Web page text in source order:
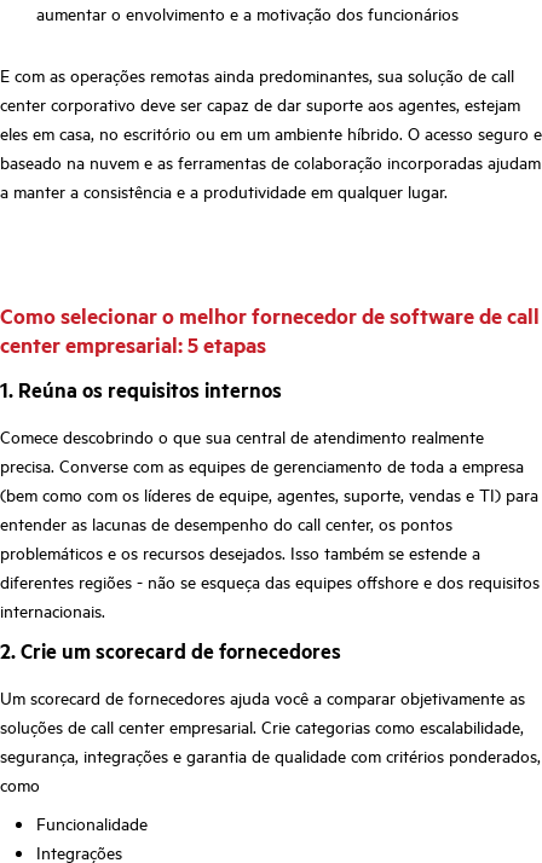
aumentar o envolvimento e a motivação dos funcionários
E com as operações remotas ainda predominantes, sua solução de call
center corporativo deve ser capaz de dar suporte aos agentes, estejam
eles em casa, no escritório ou em um ambiente híbrido. O acesso seguro e
baseado na nuvem e as ferramentas de colaboração incorporadas ajudam
a manter a consistência e a produtividade em qualquer lugar.
Como selecionar o melhor fornecedor de software de call
center empresarial: 5 etapas
1. Reúna os requisitos internos
Comece descobrindo o que sua central de atendimento realmente
precisa. Converse com as equipes de gerenciamento de toda a empresa
(bem como com os líderes de equipe, agentes, suporte, vendas e TI) para
entender as lacunas de desempenho do call center, os pontos
problemáticos e os recursos desejados. Isso também se estende a
diferentes regiões - não se esqueça das equipes offshore e dos requisitos
internacionais.
2. Crie um scorecard de fornecedores
Um scorecard de fornecedores ajuda você a comparar objetivamente as
soluções de call center empresarial. Crie categorias como escalabilidade,
segurança, integrações e garantia de qualidade com critérios ponderados,
como
Funcionalidade
Integrações